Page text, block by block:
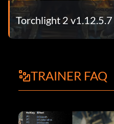
Torchlight 2
TRAINER FAQ